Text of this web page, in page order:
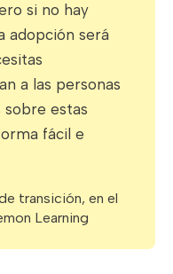
si no hay
adopción será
a las personas
estas
fácil e
transición, en el
Learning